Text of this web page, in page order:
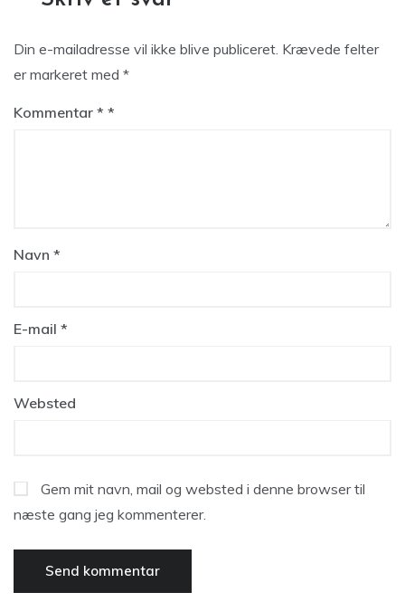
Din e-mailadresse vil ikke blive publiceret. Krævede felter
er markeret med *
Kommentar *
Navn *
E-mail *
Websted
Gem mit navn, mail og websted i denne browser til
næste gang jeg kommenterer.